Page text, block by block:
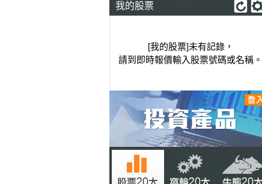
我的股票
[我的股票]未有記錄，
請到即時報價輸入股票號碼或名稱。